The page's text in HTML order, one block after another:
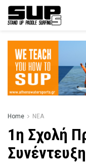
Home ΝΕΑ
1η Σχολή